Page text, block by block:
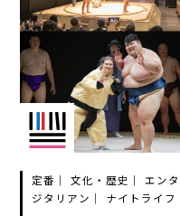
定番 文化・歴史 エン
ジタリアン
ナイトライフ